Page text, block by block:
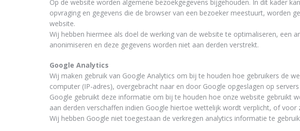
Op de website worden algemene bezoekgegevens bijgehouden. In dit kader
opvraging en gegevens die de browser van een bezoeker meestuurt, worden
website.
Wij hebben hiermee als doel de werking van de website te optimaliseren, een
anonimiseren en deze gegevens worden niet aan derden verstrekt.
Google Analytics
Wij maken gebruik van Google Analytics om bij te houden hoe gebruikers de
computer (IP-­adres), overgebracht naar en door Google opgeslagen op
Google gebruikt deze informatie om bij te houden hoe onze website gebruikt
aan derden verschaffen indien Google hiertoe wettelijk wordt verplicht, of
Wij hebben Google niet toegestaan de verkregen analytics informatie te